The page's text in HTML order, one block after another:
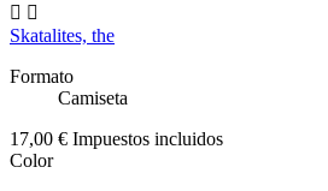
 
Skatalites, the
Formato
Camiseta
17,00 € Impuestos incluidos
Color